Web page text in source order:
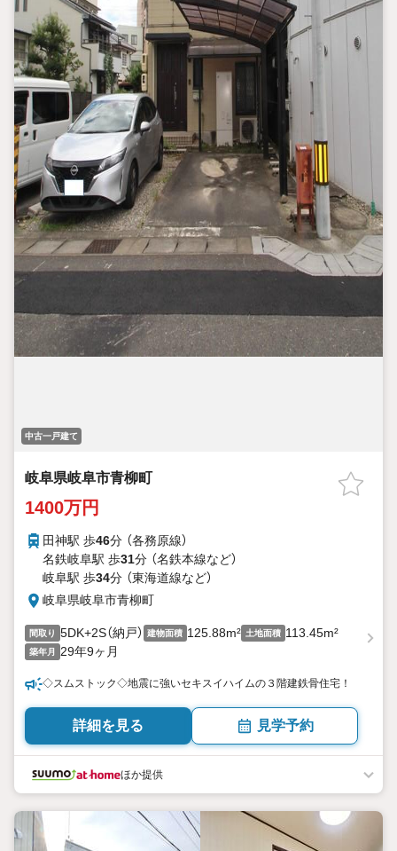
中古一戸建て
岐阜県岐阜市青柳町
1400万円
田神駅 歩46分 （各務原線）
名鉄岐阜駅 歩31分 （名鉄本線など）
岐阜駅 歩34分 （東海道線など）
岐阜県岐阜市青柳町
間取り 5DK+2S（納戸） 建物面積 125.88m² 土地面積 113.45m²
築年月 29年9ヶ月
◇スムストック◇地震に強いセキスイハイムの３階建鉄骨住宅！
詳細を見る 見学予約
ほか提供